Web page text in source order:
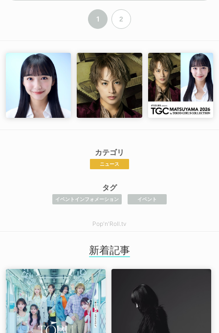
1 2
カテゴリ
ニュース
タグ
イベントインフォメーション イベント
Pop'n'Roll.tv
新着記事